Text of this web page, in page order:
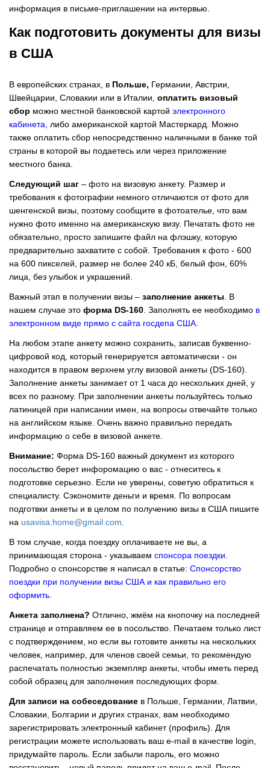
информация в письме-приглашении на интервью.
Как подготовить документы для визы
в США
В европейских странах, в Польше, Германии, Австрии,
Швейцарии, Словакии или в Италии, оплатить визовый
сбор можно местной банковской картой электронного
кабинета
либо американской картой Мастеркард. Можно
также оплатить сбор непосредственно наличными в банке той
страны в которой вы подаетесь или через приложение
местного банка.
Следующий шаг – фото на визовую анкету. Размер и
требования к фотографии немного отличаются от фото для
шенгенской визы, поэтому сообщите в фотоателье, что вам
нужно фото именно на американскую визу. Печатать фото не
обязательно, просто запишите файл на флэшку, которую
предварительно захватите с собой. Требования к фото - 600
на 600 пикселей, размер не более 240 кБ, белый фон, 60%
лица, без улыбок и украшений.
Важный этап в получении визы – заполнение анкеты . В
нашем случае это форма DS-160 . Заполнять ее необходимо в
электронном виде прямо с сайта госдепа США
На любом этапе анкету можно сохранить, записав буквенно-
цифровой код, который генерируется автоматически - он
находится в правом верхнем углу визовой анкеты (DS-160).
Заполнение анкеты занимает от 1 часа до нескольких дней, у
всех по разному. При заполнении анкеты пользуйтесь только
латиницей при написании имен, на вопросы отвечайте только
на английском языке. Очень важно правильно передать
информацию о себе в визовой анкете.
Внимание: Форма DS-160 важный документ из которого
посольство берет инфоромацию о вас - отнеситесь к
подготовке серьезно. Если не уверены, советую обратиться к
специалисту. Сэкономите деньги и время. По вопросам
подготвки анкеты и в целом по получению визы в США пишите
на usavisa.home@gmail.com
В том случае, когда поездку оплачиваете не вы, а
принимающая сторона - указываем спонсора поездки
Подробно о спонсорстве я написал в статье: Спонсорство
поездки при получении визы США и как правильно его
оформить
Анкета заполнена? Отлично, жмём на кнопочку на последней
странице и отправляем ее в посольство. Печатаем только лист
с подтверждением, но если вы готовите анкеты на нескольких
человек, например, для членов своей семьи, то рекомендую
распечатать полностью экземпляр анкеты, чтобы иметь перед
собой образец для заполнения последующих форм.
Для записи на собеседование в Польше, Германии, Латвии,
Словакии, Болгарии и других странах, вам необходимо
зарегистрировать электронный кабинет (профиль). Для
регистрации можете использовать ваш e-mail в качестве login,
придумайте пароль. Если забыли пароль, его можно